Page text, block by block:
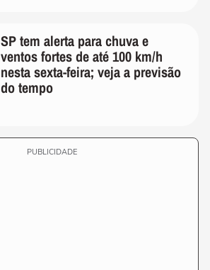
SP tem alerta para chuva e
ventos fortes de até 100 km/h
nesta sexta-feira; veja a previsão
do tempo
PUBLICIDADE